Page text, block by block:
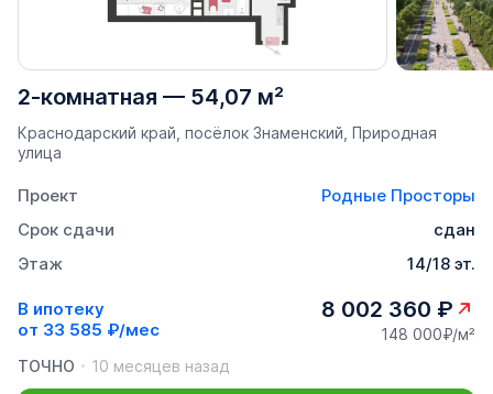
2-комнатная — 54,07 м²
Краснодарский край, посёлок Знаменский, Природная
улица
Проект
Родные Просторы
Срок сдачи
сдан
Этаж
14/18 эт.
В ипотеку
от 33 585 ₽/мес
8 002 360 ₽
148 000₽/м²
ТОЧНО
10 месяцев назад